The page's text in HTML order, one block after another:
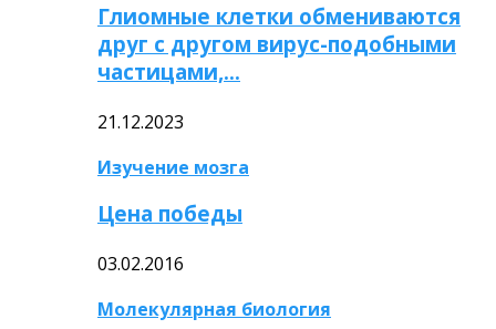
Глиомные клетки обмениваются
друг с другом вирус-подобными
частицами,…
21.12.2023
Изучение мозга
Цена победы
03.02.2016
Молекулярная биология